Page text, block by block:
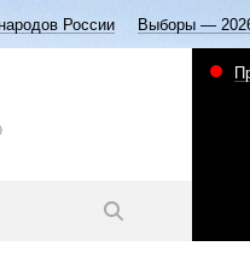
России Выборы —